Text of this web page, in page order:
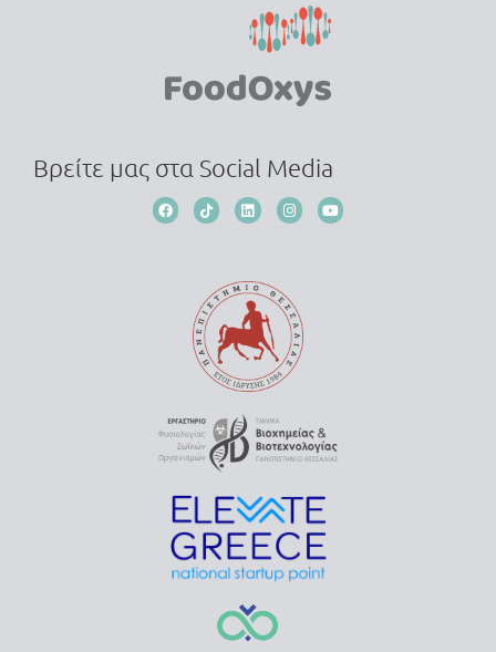
Βρείτε μας στα Social Media